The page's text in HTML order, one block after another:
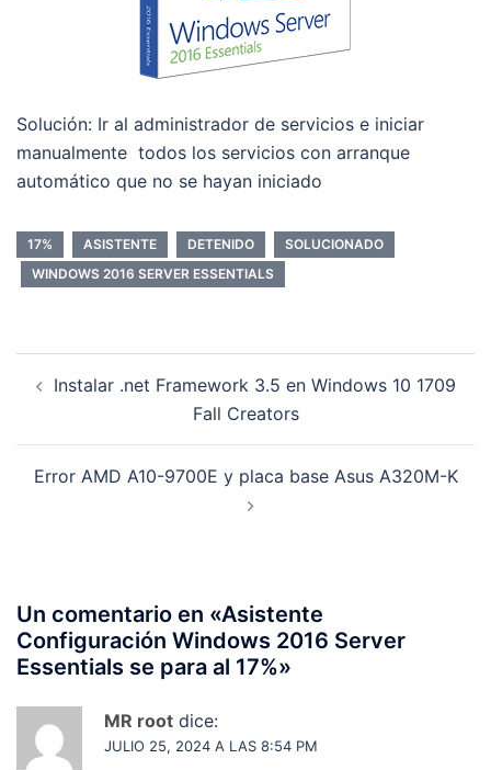
Solución: Ir al administrador de servicios e iniciar
manualmente todos los servicios con arranque
automático que no se hayan iniciado
17% ASISTENTE DETENIDO
SOLUCIONADO
WINDOWS 2016 SERVER ESSENTIALS
de Instalar .net Framework 3.5 en Windows 10 1709
Fall Creators
Error AMD A10-9700E y placa base Asus A320M-K
Un comentario en «Asistente
Configuración Windows 2016 Server
Essentials se para al 17%»
MR root dice:
JULIO 25, 2024 A LAS 8:54 PM